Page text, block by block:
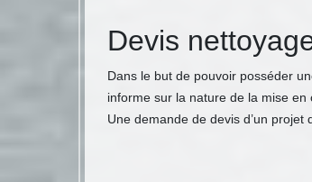
Devis
Dans le but de pouvoir posséder
informe sur la nature de la mise
Une demande de devis d’un